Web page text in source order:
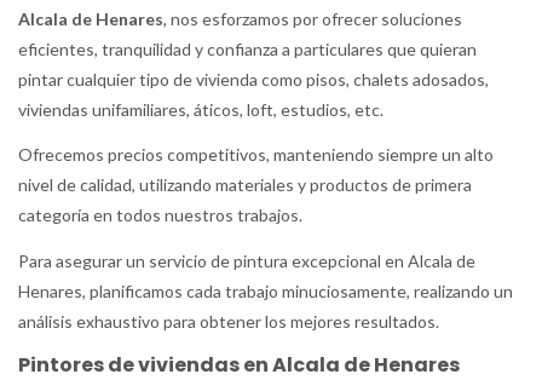
Alcala de Henares, nos esforzamos por ofrecer soluciones
eficientes, tranquilidad y confianza a particulares que quieran
pintar cualquier tipo de vivienda como pisos, chalets adosados,
viviendas unifamiliares, áticos, loft, estudios, etc.
Ofrecemos precios competitivos, manteniendo siempre un alto
nivel de calidad, utilizando materiales y productos de primera
categoría en todos nuestros trabajos.
Para asegurar un servicio de pintura excepcional en Alcala de
Henares, planificamos cada trabajo minuciosamente, realizando un
análisis exhaustivo para obtener los mejores resultados.
Pintores de viviendas en Alcala de Henares